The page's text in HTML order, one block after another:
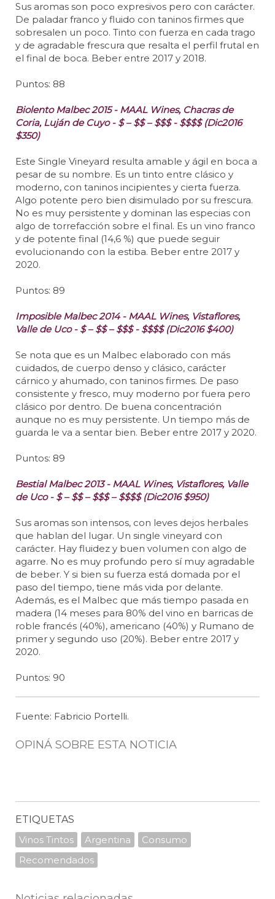
Sus aromas son poco expresivos pero con carácter.
De paladar franco y fluido con taninos firmes que
sobresalen un poco. Tinto con fuerza en cada trago
y de agradable frescura que resalta el perfil frutal en
el final de boca. Beber entre 2017 y 2018.
Puntos: 88
Biolento Malbec 2015 - MAAL Wines, Chacras de
Coria, Luján de Cuyo - $ – $$ – $$$ - $$$$ (Dic2016
$350)
Este Single Vineyard resulta amable y ágil en boca a
pesar de su nombre. Es un tinto entre clásico y
moderno, con taninos incipientes y cierta fuerza.
Algo potente pero bien disimulado por su frescura.
No es muy persistente y dominan las especias con
algo de torrefacción sobre el final. Es un vino franco
y de potente final (14,6 %) que puede seguir
evolucionando con la estiba. Beber entre 2017 y
2020.
Puntos: 89
Imposible Malbec 2014 - MAAL Wines, Vistaflores,
Valle de Uco - $ – $$ – $$$ - $$$$ (Dic2016 $400)
Se nota que es un Malbec elaborado con más
cuidados, de cuerpo denso y clásico, carácter
cárnico y ahumado, con taninos firmes. De paso
consistente y fresco, muy moderno por fuera pero
clásico por dentro. De buena concentración
aunque no es muy persistente. Un tiempo más de
guarda le va a sentar bien. Beber entre 2017 y 2020.
Puntos: 89
Bestial Malbec 2013 - MAAL Wines, Vistaflores, Valle
de Uco - $ – $$ – $$$ – $$$$ (Dic2016 $950)
Sus aromas son intensos, con leves dejos herbales
que hablan del lugar. Un single vineyard con
carácter. Hay fluidez y buen volumen con algo de
agarre. No es muy profundo pero sí muy agradable
de beber. Y si bien su fuerza está domada por el
paso del tiempo, tiene más vida por delante.
Además, es el Malbec que más tiempo pasada en
madera (14 meses para 80% del vino en barricas de
roble francés (40%), americano (40%) y Rumano de
primer y segundo uso (20%). Beber entre 2017 y
2020.
Puntos: 90
Fuente: Fabricio Portelli.
OPINÁ SOBRE ESTA NOTICIA
ETIQUETAS
Vinos Tintos
Argentina
Consumo
Recomendados